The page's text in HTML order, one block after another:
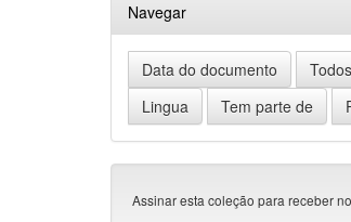
Navegar
Assinar esta coleção para receber